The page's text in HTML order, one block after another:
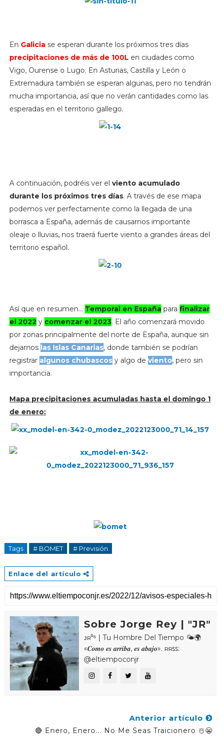
En Galicia se esperan durante los próximos tres días
precipitaciones de más de 100L en ciudades como
Vigo, Ourense o Lugo. En Asturias, Castilla y León o
Extremadura también se esperan algunas, pero no tendrán
mucha importancia, así que no verán cantidades como las
esperadas en el territorio gallego.
A continuación, podréis ver el viento acumulado
durante los próximos tres días. A través de ese mapa
podemos ver perfectamente como la llegada de una
borrasca a España, además de causarnos importante
oleaje o lluvias, nos traerá fuerte viento a grandes áreas del
territorio español.
Así que en resumen... Temporal en Españapara finalizar
el 2022 y comenzar el 2023. El año comenzará movido
por zonas principalmente del norte de España, aunque sin
dejarnos las Islas Canarias, donde también se podrían
registrar algunos chubascosy algo de viento, pero sin
importancia.
Mapa precipitaciones acumuladas hasta el domingo 1
de enero:
Tags # BOMET # Previsión
Enlace del artículo
Sobre Jorge Rey | "JR"
ᴊʀ⁰⁶ | Tu Hombre Del Tiempo 🌤🌍
«𝑪𝒐𝒎𝒐 𝒆𝒔 𝒂𝒓𝒓𝒊𝒃𝒂, 𝒆𝒔 𝒂𝒃𝒂𝒋𝒐». ʀʀꜱꜱ:
@eltiempoconjr
Anterior artículo
🔴 Enero, Enero... No Me Seas Traicionero ☃️😬